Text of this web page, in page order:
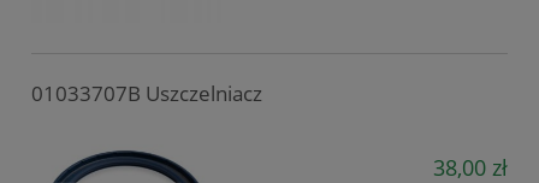
01033707B Uszczelniacz
38,00 zł